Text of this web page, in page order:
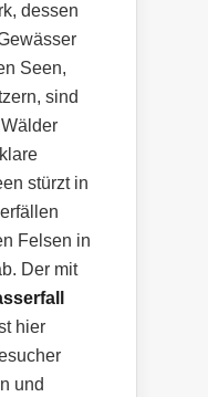
dessen
Seen,
sind
stürzt in
Felsen in
Der mit
hier
und